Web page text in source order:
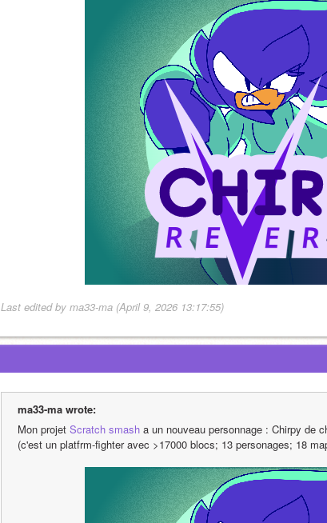
Last edited by ma33-ma (April 9, 2026 13:17:55)
ma33-ma wrote:
Mon projet Scratch smash a un nouveau personnage : Chirpy de
(c'est un platfrm-fighter avec >17000 blocs; 13 personages; 18